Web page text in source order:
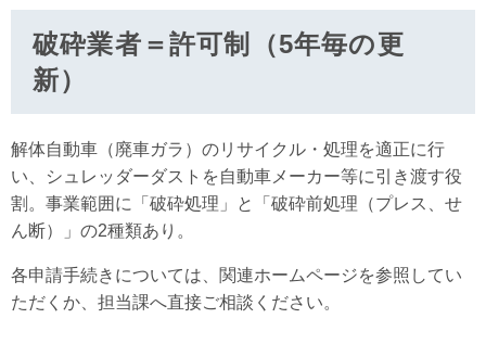
破砕業者＝許可制（5年毎の更
新）
解体自動車（廃車ガラ）のリサイクル・処理を適正に行
い、シュレッダーダストを自動車メーカー等に引き渡す役
割。事業範囲に「破砕処理」と「破砕前処理（プレス、せ
ん断）」の2種類あり。
各申請手続きについては、関連ホームページを参照してい
ただくか、担当課へ直接ご相談ください。